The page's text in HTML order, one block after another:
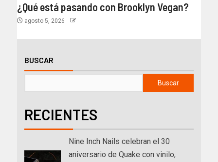
¿Qué está pasando con Brooklyn Vegan?
agosto 5, 2026
BUSCAR
Buscar
RECIENTES
Nine Inch Nails celebran el 30
aniversario de Quake con vinilo,